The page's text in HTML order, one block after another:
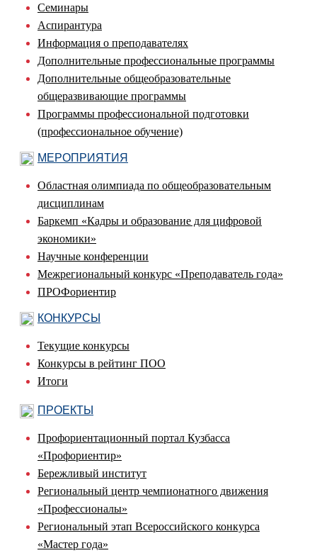
Семинары
Аспирантура
Информация о преподавателях
Дополнительные профессиональные программы
Дополнительные общеобразовательные
общеразвивающие программы
Программы профессиональной подготовки
(профессиональное обучение)
МЕРОПРИЯТИЯ
Областная олимпиада по общеобразовательным
дисциплинам
Баркемп «Кадры и образование для цифровой
экономики»
Научные конференции
Межрегиональный конкурс «Преподаватель года»
ПРОФориентир
КОНКУРСЫ
Текущие конкурсы
Конкурсы в рейтинг ПОО
Итоги
ПРОЕКТЫ
Профориентационный портал Кузбасса
«Профориентир»
Бережливый институт
Региональный центр чемпионатного движения
«Профессионалы»
Региональный этап Всероссийского конкурса
«Мастер года»